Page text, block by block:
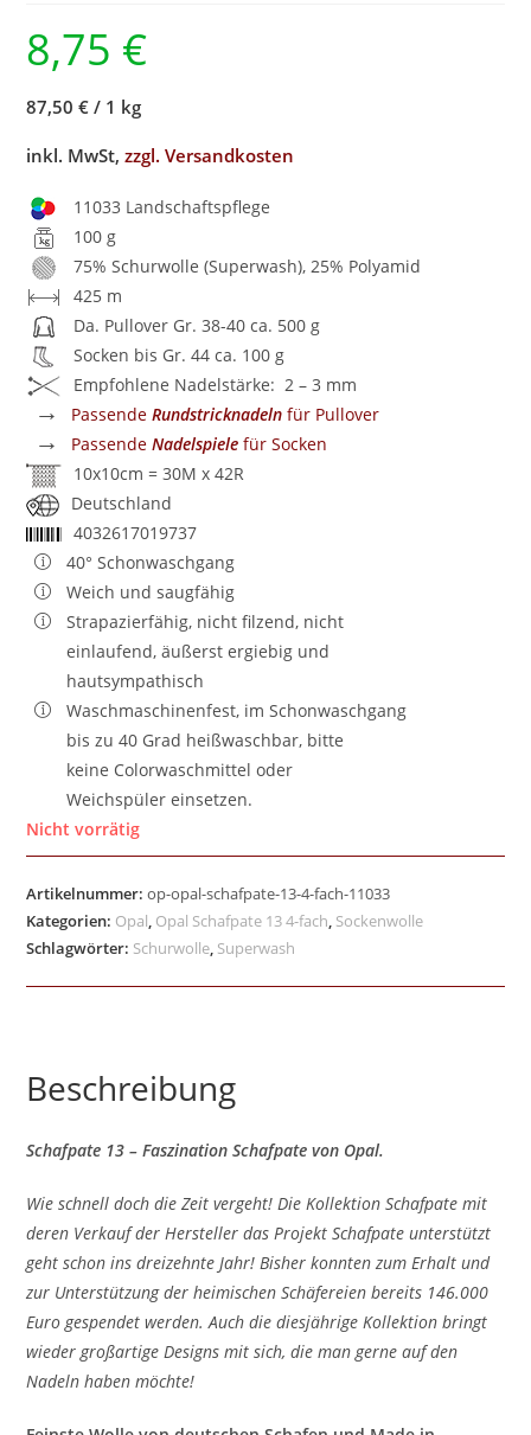
8,75 €
87,50 € / 1 kg
inkl. MwSt,zzgl. Versandkosten
11033 Landschaftspflege
100 g
75% Schurwolle (Superwash), 25% Polyamid
425 m
Da. Pullover Gr. 38-40 ca. 500 g
Socken bis Gr. 44 ca. 100 g
Empfohlene Nadelstärke: 2 – 3 mm
→ PassendeRundstricknadeln für Pullover
→ PassendeNadelspiele für Socken
10x10cm = 30M x 42R
Deutschland
4032617019737
40° Schonwaschgang
Weich und saugfähig
Strapazierfähig, nicht filzend, nicht
einlaufend, äußerst ergiebig und
hautsympathisch
Waschmaschinenfest, im Schonwaschgang
bis zu 40 Grad heißwaschbar, bitte
keine Colorwaschmittel oder
Weichspüler einsetzen.
Nicht vorrätig
Artikelnummer:op-opal-schafpate-13-4-fach-11033
Kategorien: Opal, Opal Schafpate 13 4-fach, Sockenwolle
Schlagwörter: Schurwolle, Superwash
Beschreibung
Schafpate 13 – Faszination Schafpate von Opal.
Wie schnell doch die Zeit vergeht! Die Kollektion Schafpate mit
deren Verkauf der Hersteller das Projekt Schafpate unterstützt
geht schon ins dreizehnte Jahr! Bisher konnten zum Erhalt und
zur Unterstützung der heimischen Schäfereien bereits 146.000
Euro gespendet werden. Auch die diesjährige Kollektion bringt
wieder großartige Designs mit sich, die man gerne auf den
Nadeln haben möchte!